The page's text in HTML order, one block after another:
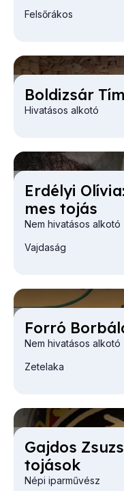
Felsőrákos
Bol­di­zsár
Hivatásos alkotó
Er­dé­lyi
mes to­jás
Nem hivatásos alkotó
Vajdaság
For­ró
Nem hivatásos alkotó
Zetelaka
Gaj­dos
to­já­sok
Népi iparművész